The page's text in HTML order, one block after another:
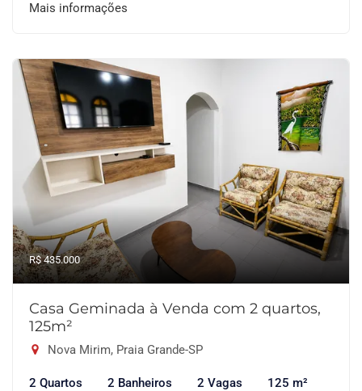
Mais informações
R$ 435.000
Casa Geminada à Venda com 2 quartos,
125m²
Nova Mirim, Praia Grande-SP
2 Quartos 2 Banheiros 2 Vagas 125 m²